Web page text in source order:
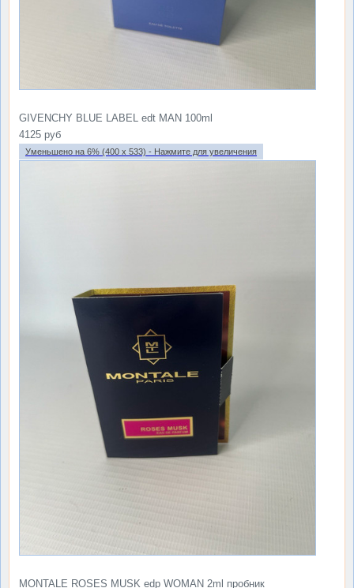
GIVENCHY BLUE LABEL edt MAN 100ml
4125 руб
Уменьшено на 6% (400 x 533) - Нажмите для увеличения
MONTALE ROSES MUSK edp WOMAN 2ml пробник